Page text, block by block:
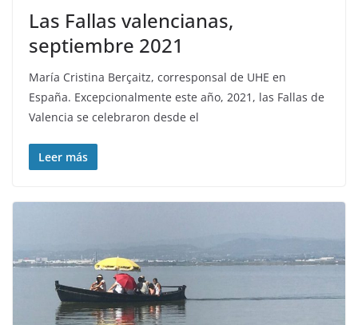
Las Fallas valencianas,
septiembre 2021
María Cristina Berçaitz, corresponsal de UHE en
España. Excepcionalmente este año, 2021, las Fallas de
Valencia se celebraron desde el
Leer más